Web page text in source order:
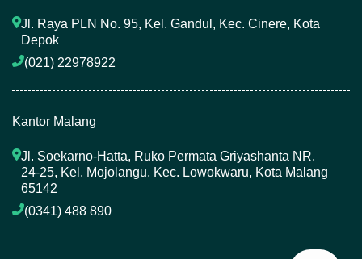
Jl. Raya PLN No. 95, Kel. Gandul, Kec. Cinere, Kota
Depok
(021) 22978922
Kantor Malang
Jl. Soekarno-Hatta, Ruko Permata Griyashanta NR.
24-25, Kel. Mojolangu, Kec. Lowokwaru, Kota Malang
65142
(0341) 488 890